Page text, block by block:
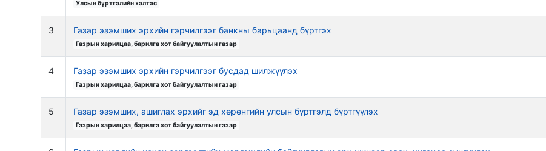
Улсын бүртгэлийн хэлтэс
3 Газар эзэмших эрхийн гэрчилгээг банкны барьцаанд бүртгэх
Газрын харилцаа, барилга хот байгуулалтын газар
4 Газар эзэмших эрхийн гэрчилгээг бусдад шилжүүлэх
Газрын харилцаа, барилга хот байгуулалтын газар
5 Газар эзэмших, ашиглах эрхийг эд хөрөнгийн улсын бүртгэлд бүртгүүлэх
Газрын харилцаа, барилга хот байгуулалтын газар